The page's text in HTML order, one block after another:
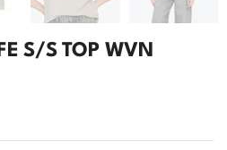
S/S TOP WVN